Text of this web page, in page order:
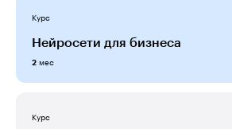
Курс
Нейросети для бизнеса
2 мес
Курс